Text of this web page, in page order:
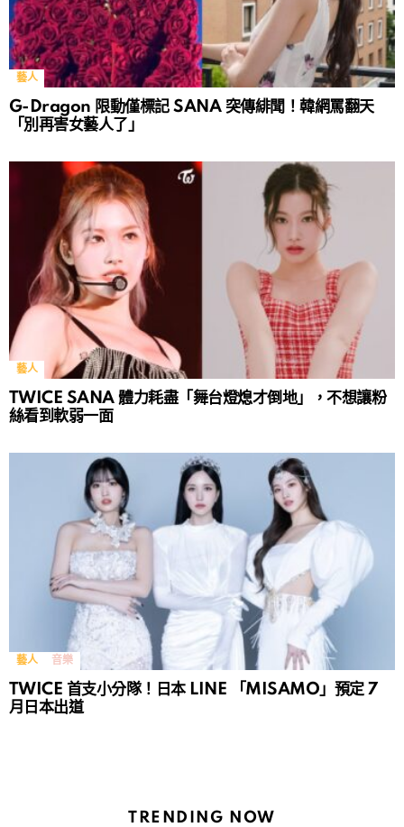
藝人
G-Dragon 限動僅標記 SANA 突傳緋聞！韓網罵翻天
「別再害女藝人了」
藝人
TWICE SANA 體力耗盡「舞台燈熄才倒地」，不想讓粉
絲看到軟弱一面
藝人 音樂
TWICE 首支小分隊！日本 LINE 「MISAMO」預定 7
月日本出道
TRENDING NOW